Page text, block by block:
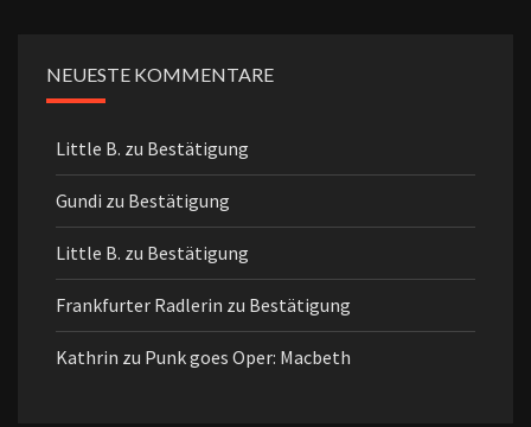
NEUESTE KOMMENTARE
Little B. zu Bestätigung
Gundi zu Bestätigung
Little B. zu Bestätigung
Frankfurter Radlerin zu Bestätigung
Kathrin zu Punk goes Oper: Macbeth